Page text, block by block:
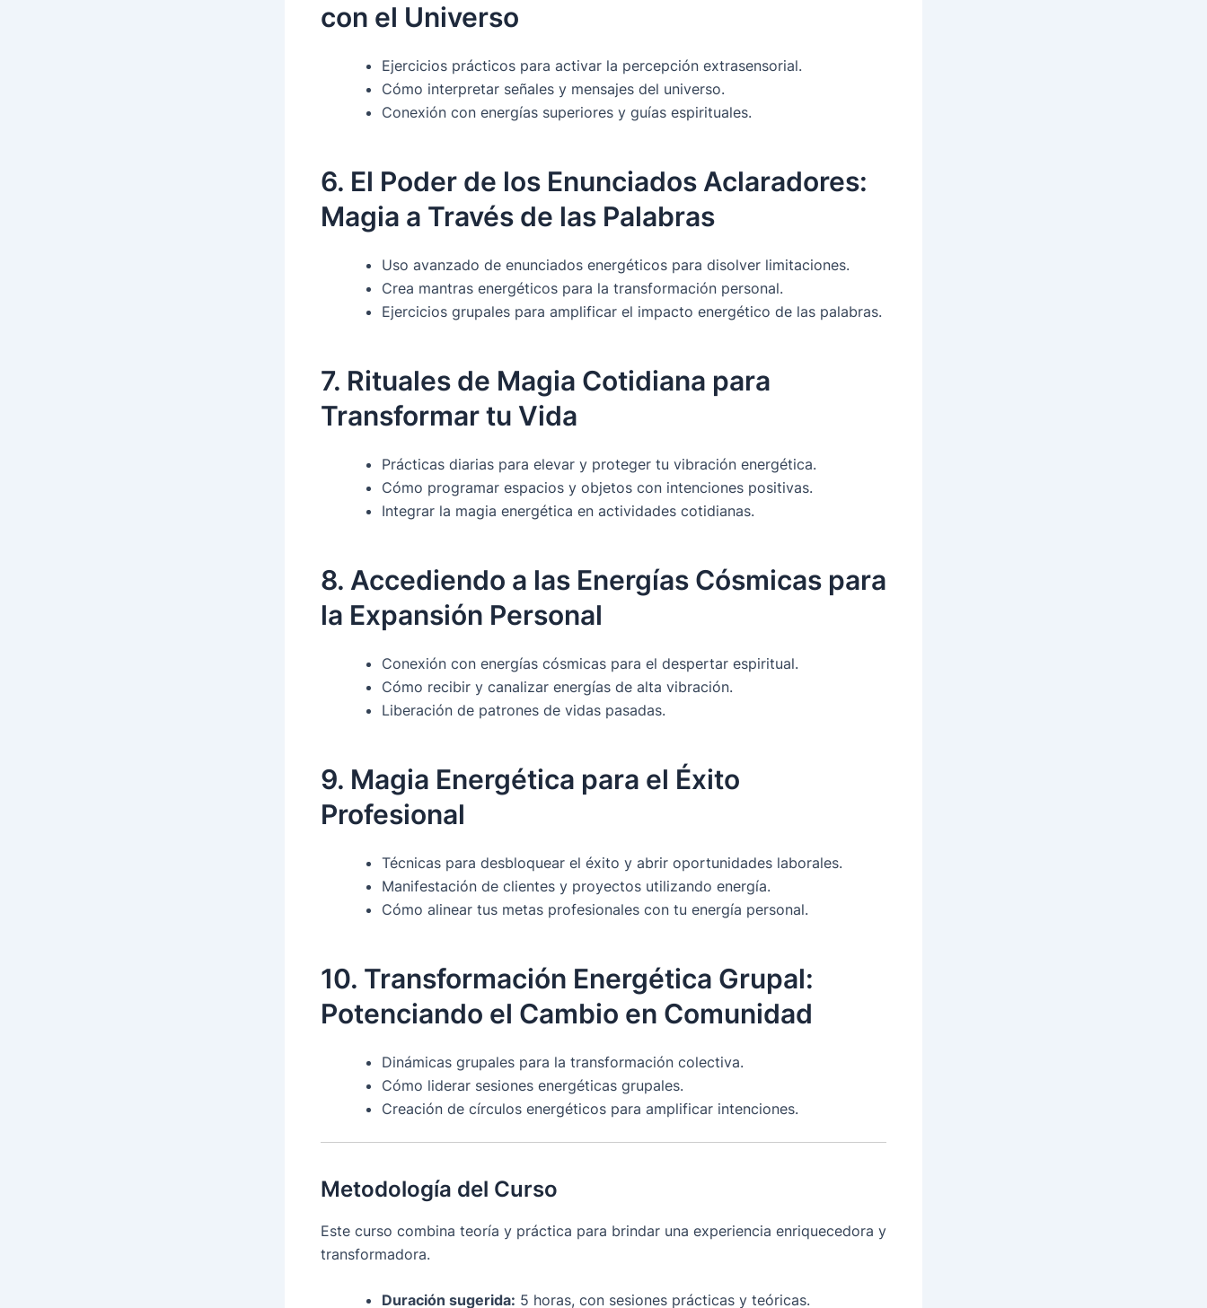
con el Universo
Ejercicios prácticos para activar la percepción extrasensorial.
Cómo interpretar señales y mensajes del universo.
Conexión con energías superiores y guías espirituales.
6. El Poder de los Enunciados Aclaradores:
Magia a Través de las Palabras
Uso avanzado de enunciados energéticos para disolver limitaciones.
Crea mantras energéticos para la transformación personal.
Ejercicios grupales para amplificar el impacto energético de las palabras.
7. Rituales de Magia Cotidiana para
Transformar tu Vida
Prácticas diarias para elevar y proteger tu vibración energética.
Cómo programar espacios y objetos con intenciones positivas.
Integrar la magia energética en actividades cotidianas.
8. Accediendo a las Energías Cósmicas para
la Expansión Personal
Conexión con energías cósmicas para el despertar espiritual.
Cómo recibir y canalizar energías de alta vibración.
Liberación de patrones de vidas pasadas.
9. Magia Energética para el Éxito
Profesional
Técnicas para desbloquear el éxito y abrir oportunidades laborales.
Manifestación de clientes y proyectos utilizando energía.
Cómo alinear tus metas profesionales con tu energía personal.
10. Transformación Energética Grupal:
Potenciando el Cambio en Comunidad
Dinámicas grupales para la transformación colectiva.
Cómo liderar sesiones energéticas grupales.
Creación de círculos energéticos para amplificar intenciones.
Metodología del Curso
Este curso combina teoría y práctica para brindar una experiencia enriquecedora y
transformadora.
Duración sugerida: 5 horas, con sesiones prácticas y teóricas.